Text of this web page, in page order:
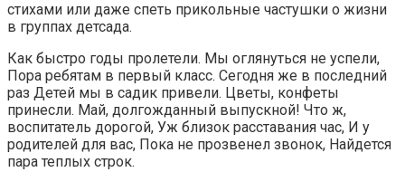
стихами или даже спеть прикольные частушки о жизни
в группах детсада.
Как быстро годы пролетели. Мы оглянуться не успели,
Пора ребятам в первый класс. Сегодня же в последний
раз Детей мы в садик привели. Цветы, конфеты
принесли. Май, долгожданный выпускной! Что ж,
воспитатель дорогой, Уж близок расставания час, И у
родителей для вас, Пока не прозвенел звонок, Найдется
пара теплых строк.